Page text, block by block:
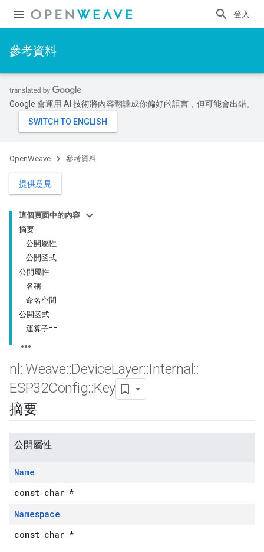
登入
參考資料
Google 會運用 AI 技術將內容翻譯成你偏好的語言，但可能會出錯。
OpenWeave 參考資料
提供意見
這個頁面中的內容
摘要
公開屬性
公開函式
公開屬性
名稱
命名空間
公開函式
運算子==
nl ::Weave::DeviceLayer::Internal ::
ESP32Config::Key
摘要
公開屬性
Name
const char *
Namespace
const char *